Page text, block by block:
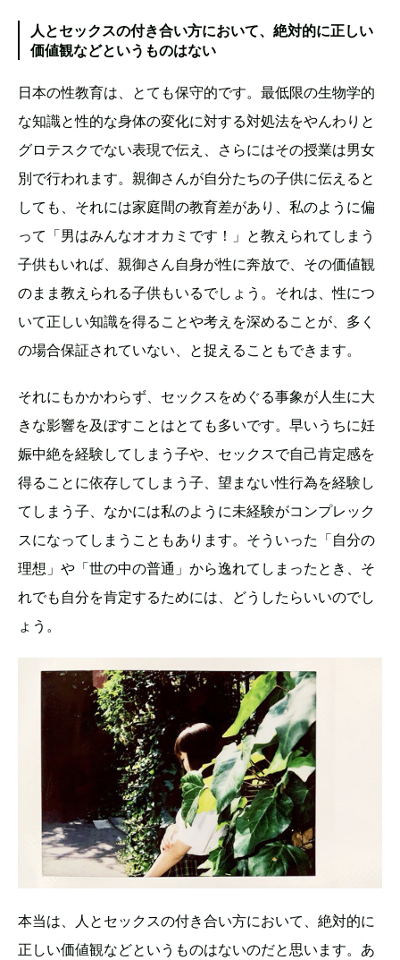
人とセックスの付き合い方において、絶対的に正しい
価値観などというものはない
日本の性教育は、とても保守的です。最低限の生物学的
な知識と性的な身体の変化に対する対処法をやんわりと
グロテスクでない表現で伝え、さらにはその授業は男女
別で行われます。親御さんが自分たちの子供に伝えると
しても、それには家庭間の教育差があり、私のように偏
って「男はみんなオオカミです！」と教えられてしまう
子供もいれば、親御さん自身が性に奔放で、その価値観
のまま教えられる子供もいるでしょう。それは、性につ
いて正しい知識を得ることや考えを深めることが、多く
の場合保証されていない、と捉えることもできます。
それにもかかわらず、セックスをめぐる事象が人生に大
きな影響を及ぼすことはとても多いです。早いうちに妊
娠中絶を経験してしまう子や、セックスで自己肯定感を
得ることに依存してしまう子、望まない性行為を経験し
てしまう子、なかには私のように未経験がコンプレック
スになってしまうこともあります。そういった「自分の
理想」や「世の中の普通」から逸れてしまったとき、そ
れでも自分を肯定するためには、どうしたらいいのでし
ょう。
本当は、人とセックスの付き合い方において、絶対的に
正しい価値観などというものはないのだと思います。あ